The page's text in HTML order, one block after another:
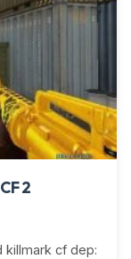
2
killmark cf dep: